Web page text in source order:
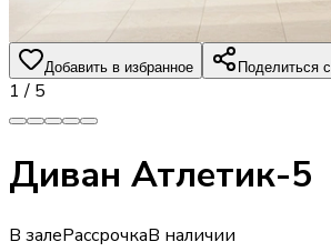
Добавить в избранное Поделиться
1 / 5
Диван Атлетик-5
В залеРассрочкаВ наличии